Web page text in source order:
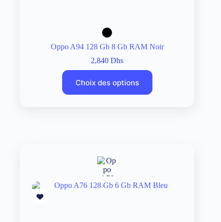
Oppo A94 128 Gb 8 Gb RAM Noir
2,840Dhs
Choix des options